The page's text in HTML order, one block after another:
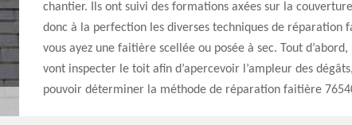
chantier. Ils ont suivi des formations axées sur la
donc à la perfection les diverses techniques de réparation
vous ayez une faitière scellée ou posée à sec. Tout d’abord,
vont inspecter le toit afin d’apercevoir l’ampleur des
pouvoir déterminer la méthode de réparation faitière